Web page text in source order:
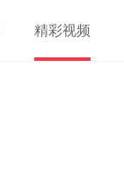
精彩视频